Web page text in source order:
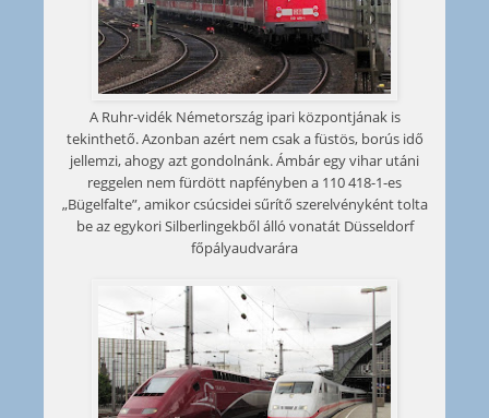
A Ruhr-vidék Németország ipari központjának is
tekinthető. Azonban azért nem csak a füstös, borús idő
jellemzi, ahogy azt gondolnánk. Ámbár egy vihar utáni
reggelen nem fürdött napfényben a 110 418-1-es
„Bügelfalte”, amikor csúcsidei sűrítő szerelvényként tolta
be az egykori Silberlingekből álló vonatát Düsseldorf
főpályaudvarára